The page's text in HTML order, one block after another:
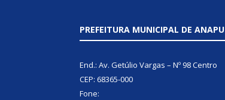
PREFEITURA MUNICIPAL DE ANAPU
End.: Av. Getúlio Vargas – Nº 98 Centro
CEP: 68365-000
Fone: